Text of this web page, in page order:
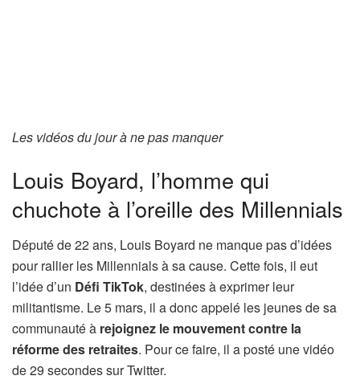
Les vidéos du jour à ne pas manquer
Louis Boyard, l’homme qui
chuchote à l’oreille des Millennials
Député de 22 ans, Louis Boyard ne manque pas d’idées
pour rallier les Millennials à sa cause. Cette fois, il eut
l’idée d’un Défi TikTok, destinées à exprimer leur
militantisme. Le 5 mars, il a donc appelé les jeunes de sa
communauté à rejoignez le mouvement contre la
réforme des retraites. Pour ce faire, il a posté une vidéo
de 29 secondes sur Twitter.